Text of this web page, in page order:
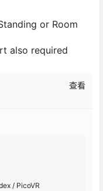
or Room
also required
查看
/ PicoVR